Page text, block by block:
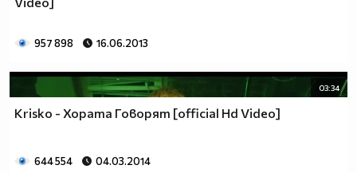
957 898 16.06.2013
03:34
Krisko - Хората Говорят [official Hd Video]
644 554 04.03.2014